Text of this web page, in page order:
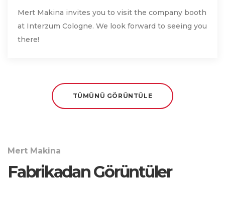
Mert Makina invites you to visit the company booth
at Interzum Cologne. We look forward to seeing you
there!
TÜMÜNÜ GÖRÜNTÜLE
Mert Makina
Fabrikadan Görüntüler